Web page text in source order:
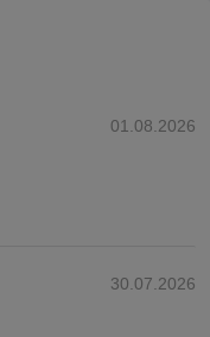
01.08.2026
30.07.2026